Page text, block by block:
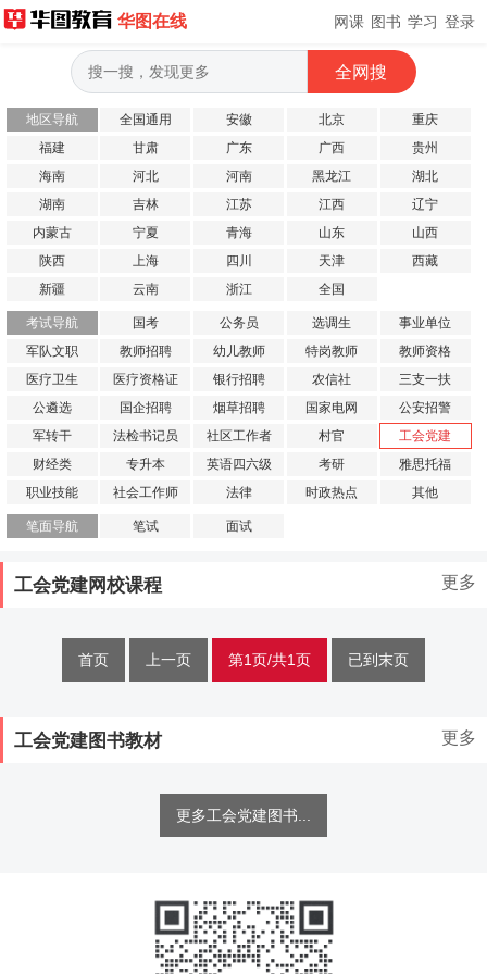
华图在线 网课 图书 学习 登录
地区导航 全国通用 安徽 北京
重庆
福建
甘肃 广东 广西
贵州
海南
河北 河南 黑龙江
湖北
湖南
吉林 江苏 江西
辽宁
内蒙古
宁夏 青海 山东
山西
陕西
上海 四川 天津
西藏
新疆
云南 浙江 全国
考试导航 国考 公务员 选调生
事业单位
军队文职
教师招聘 幼儿教师 特岗教师
教师资格
医疗卫生
医疗资格证 银行招聘 农信社
三支一扶
公遴选
国企招聘 烟草招聘 国家电网
公安招警
军转干
法检书记员 社区工作者 村官
工会党建
财经类
专升本 英语四六级 考研
雅思托福
职业技能
社会工作师 法律 时政热点 其他
笔面导航 笔试 面试
更多
工会党建网校课程
首页 上一页 第1页/共1页 已到末页
更多
工会党建图书教材
更多工会党建图书...